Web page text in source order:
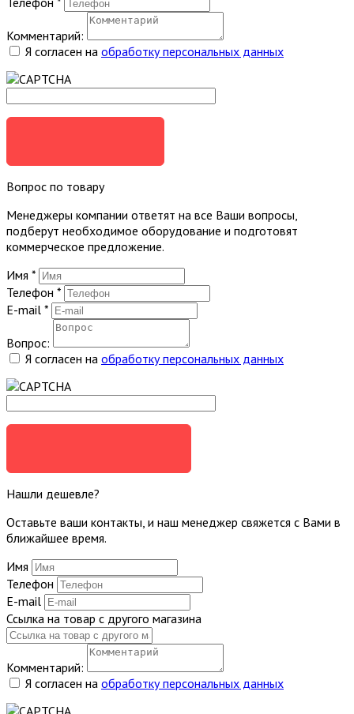
Комментарий:
Я согласен на обработку персональных данных
Вопрос по товару
Менеджеры компании ответят на все Ваши вопросы,
подберут необходимое оборудование и подготовят
коммерческое предложение.
Имя *
Телефон *
E-mail *
Вопрос:
Я согласен на обработку персональных данных
Нашли дешевле?
Оставьте ваши контакты, и наш менеджер свяжется с Вами в
ближайшее время.
Имя
Телефон
E-mail
Ссылка на товар с другого магазина
Комментарий:
Я согласен на обработку персональных данных